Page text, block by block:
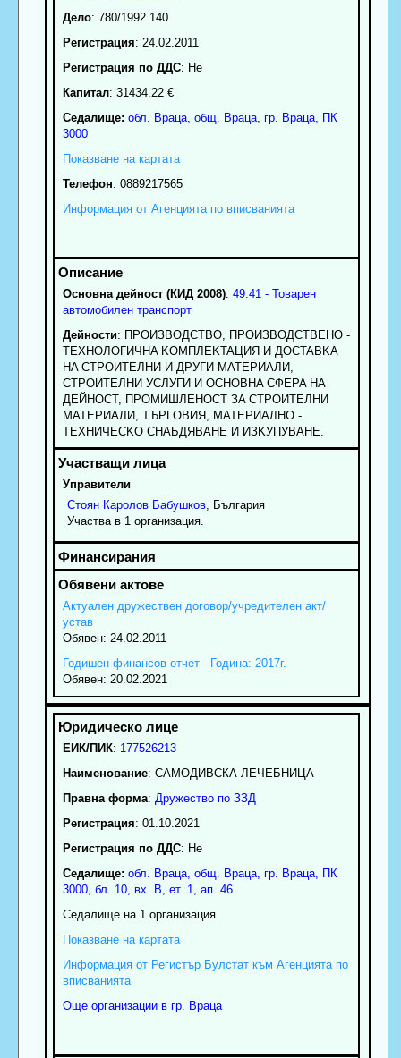
Дело: 780/1992 140
Регистрация: 24.02.2011
Регистрация по ДДС: Нe
Капитал: 31434.22 €
Седалище: обл. Враца, общ. Враца, гр. Враца, ПК
3000
Показване на картата
Телефон: 0889217565
Информация от Агенцията по вписванията
Основна дейност (КИД 2008): 49.41 - Товарен
автомобилен транспорт
Дейности: ПPOИЗBOДCTBO, ПPOИЗBOДCTBEHO -
TEXHOЛOГИЧHA KOMПЛEKTAЦИЯ И ДOCTABKA
HA CTPOИTEЛHИ И ДPУГИ MATEPИAЛИ,
CTPOИTEЛHИ УCЛУГИ И OCHOBHA CФEPA HA
ДEЙHOCT, ПPOMИШЛEHOCT ЗA CTPOИTEЛHИ
MATEPИAЛИ, TЪPГOBИЯ, MATEPИAЛHO -
TEXHИЧECKO CHAБДЯBAHE И ИЗKУПУBAHE.
Управители
Стоян Каролов Бабушков, България
Участва в 1 организация.
Актуален дружествен договор/учредителен акт/
устав
Обявен: 24.02.2011
Годишен финансов отчет - Година: 2017г.
Обявен: 20.02.2021
ЕИК/ПИК: 177526213
Наименование: САМОДИВСКА ЛЕЧЕБНИЦА
Правна форма: Дружество по ЗЗД
Регистрация: 01.10.2021
Регистрация по ДДС: Нe
Седалище: обл. Враца, общ. Враца, гр. Враца, ПК
3000, бл. 10, вх. В, ет. 1, ап. 46
Седалище на 1 организация
Показване на картата
Информация от Регистър Булстат към Агенцията по
вписванията
Още организации в гр. Враца